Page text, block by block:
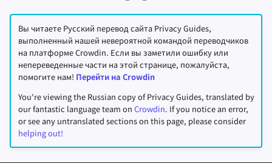
Вы читаете Русский перевод сайта Privacy Guides,
выполненный нашей невероятной командой переводчиков
на платформе Crowdin. Если вы заметили ошибку или
непереведенные части на этой странице, пожалуйста,
помогите нам! Перейти на Crowdin
You're viewing the Russian copy of Privacy Guides, translated by
our fantastic language team on Crowdin. If you notice an error,
or see any untranslated sections on this page, please consider
helping out!